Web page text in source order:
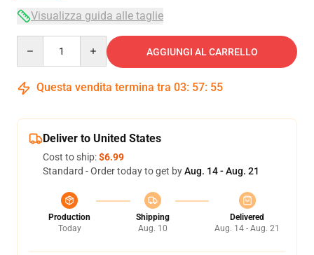
Visualizza guida alle taglie
AGGIUNGI AL CARRELLO
Questa vendita termina tra 03: 57: 54
Deliver to United States
Cost to ship:$6.99
Standard - Order today to get byAug. 14 - Aug. 21
Production
Today
Shipping
Aug. 10
Delivered
Aug. 14 - Aug. 21